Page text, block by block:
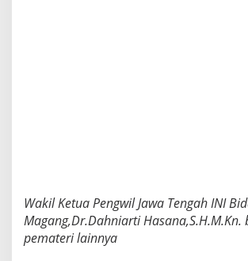
Wakil Ketua Pengwil Jawa Tengah INI
Magang,Dr.Dahniarti
pemateri lainnya